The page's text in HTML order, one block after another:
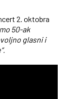
2. oktobra
50-ak
glasni i